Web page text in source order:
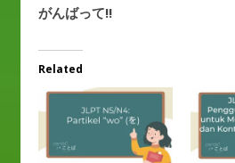
がんばって!!
Related